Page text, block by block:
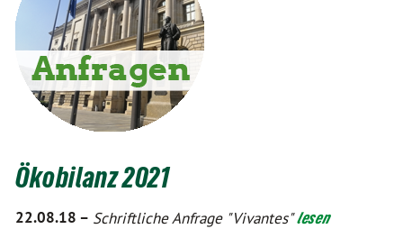
Ökobilanz 2021
22.08.18 – Schriftliche Anfrage "Vivantes"lesen